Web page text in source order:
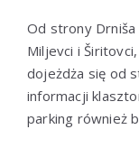
Od strony Drniša
Miljevci i
dojeżdża się od
informacji
parking również